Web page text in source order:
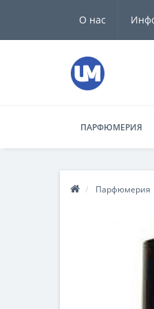
О нас
ПАРФЮМЕРИЯ
Парфюмерия